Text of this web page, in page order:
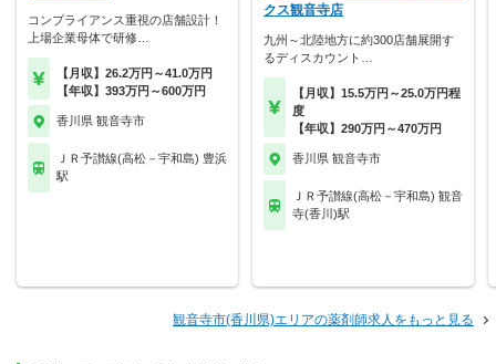
コンプライアンス重視の店舗設計！
上場企業母体で研修…
【月収】26.2万円～41.0万円
【年収】393万円～600万円
香川県 観音寺市
ＪＲ予讃線(高松－宇和島) 豊浜
駅
クス観音寺店
九州～北陸地方に約300店舗展開す
るディスカウント…
【月収】15.5万円～25.0万円程
度
【年収】290万円～470万円
香川県 観音寺市
ＪＲ予讃線(高松－宇和島) 観音
寺(香川)駅
観音寺市(香川県)エリアの薬剤師求人をもっと見る